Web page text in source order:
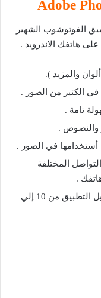
الفوتوشوب الشهير
هاتفك الاندرويد .
والمزيد ).
الكثير من الصور .
تامة .
والنصوص .
أستخدامها في الصور .
المختلفة
.
حجم التطبيق 44 ميجابايت وتم تحميل التطبيق من 10 إلي